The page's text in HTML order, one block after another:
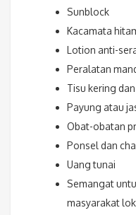
Sunblock
Kacamata
Lotion anti-
Peralatan
Tisu kering
Payung atau
Obat-obatan
Ponsel dan
Uang tunai
Semangat
masyarakat